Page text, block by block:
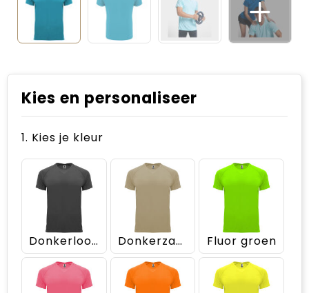
Kies en personaliseer
1. Kies je kleur
Donkerlood Donkerzand Fluor groen